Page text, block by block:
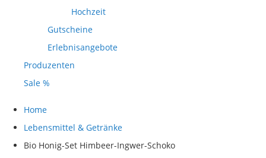
Hochzeit
Gutscheine
Erlebnisangebote
Produzenten
Sale %
Home
Lebensmittel & Getränke
Bio Honig-Set Himbeer-Ingwer-Schoko